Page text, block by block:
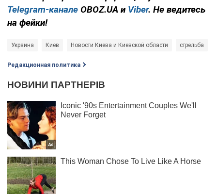
Telegram-канале OBOZ.UA и Viber. Не ведитесь
на фейки!
Украина Киев Новости Киева и Киевской области стрельба
Редакционная политика